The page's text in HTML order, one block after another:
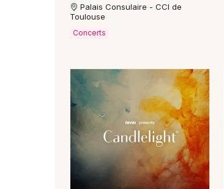
Palais Consulaire - CCI de
Toulouse
Concerts